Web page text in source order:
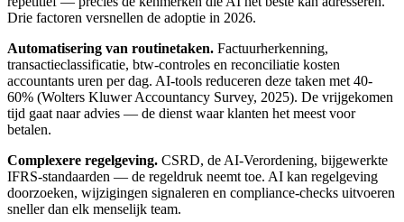
Drie factoren versnellen de adoptie in 2026.
Automatisering van routinetaken. Factuurherkenning,
transactieclassificatie, btw-controles en reconciliatie kosten
accountants uren per dag. AI-tools reduceren deze taken met 40-
60% (Wolters Kluwer Accountancy Survey, 2025). De vrijgekomen
tijd gaat naar advies — de dienst waar klanten het meest voor
betalen.
Complexere regelgeving. CSRD, de AI-Verordening, bijgewerkte
IFRS-standaarden — de regeldruk neemt toe. AI kan regelgeving
doorzoeken, wijzigingen signaleren en compliance-checks uitvoeren
sneller dan elk menselijk team.